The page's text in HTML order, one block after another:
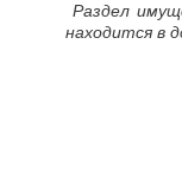
Раздел
находится в